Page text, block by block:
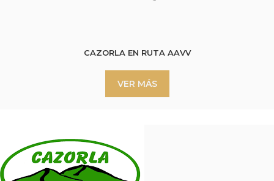
CAZORLA EN RUTA AAVV
VER MÁS